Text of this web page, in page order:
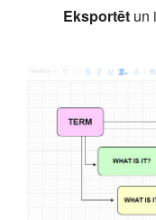
Eksportēt un